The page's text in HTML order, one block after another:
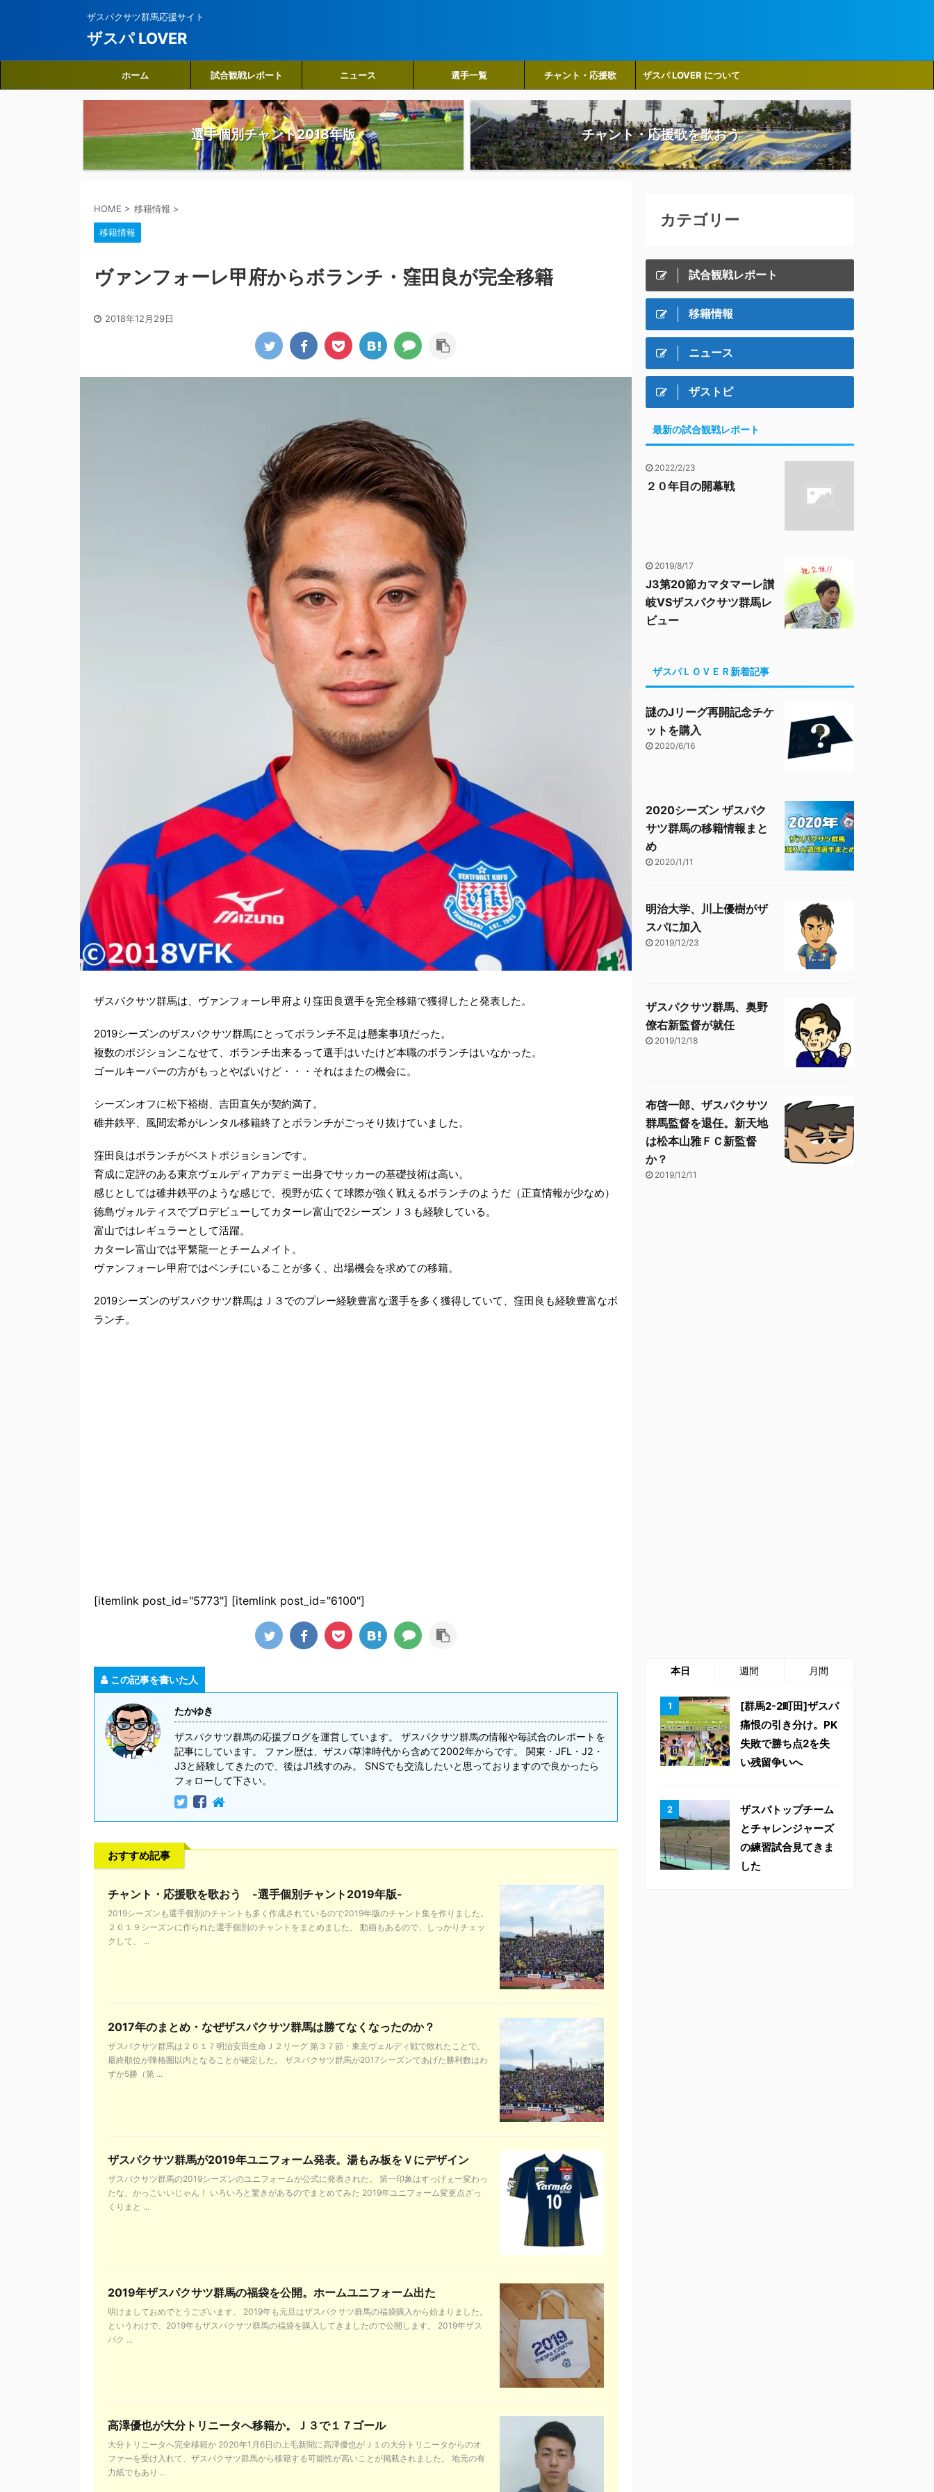
ザスパクサツ群馬応援サイト
ザスパ LOVER
ホーム 試合観戦レポート ニュース 選手一覧 チャント・応援歌 ザスパ LOVER について
選手個別チャント2018年版 チャント・応援歌を歌おう
HOME > 移籍情報 >
移籍情報
ヴァンフォーレ甲府からボランチ・窪田良が完全移籍
2018年12月29日
ザスパクサツ群馬は、ヴァンフォーレ甲府より窪田良選手を完全移籍で獲得したと発表した。
2019シーズンのザスパクサツ群馬にとってボランチ不足は懸案事項だった。
複数のポジションこなせて、ボランチ出来るって選手はいたけど本職のボランチはいなかった。
ゴールキーパーの方がもっとやばいけど・・・それはまたの機会に。
シーズンオフに松下裕樹、吉田直矢が契約満了。
碓井鉄平、風間宏希がレンタル移籍終了とボランチがごっそり抜けていました。
窪田良はボランチがベストポジョションです。
育成に定評のある東京ヴェルディアカデミー出身でサッカーの基礎技術は高い。
感じとしては碓井鉄平のような感じで、視野が広くて球際が強く戦えるボランチのようだ（正直情報が少なめ）
徳島ヴォルティスでプロデビューしてカターレ富山で2シーズンＪ３も経験している。
富山ではレギュラーとして活躍。
カターレ富山では平繁龍一とチームメイト。
ヴァンフォーレ甲府ではベンチにいることが多く、出場機会を求めての移籍。
2019シーズンのザスパクサツ群馬はＪ３でのプレー経験豊富な選手を多く獲得していて、窪田良も経験豊富なボ
ランチ。
[itemlink post_id="5773"] [itemlink post_id="6100"]
この記事を書いた人
たかゆき
ザスパクサツ群馬の応援ブログを運営しています。 ザスパクサツ群馬の情報や毎試合のレポートを
記事にしています。 ファン歴は、ザスパ草津時代から含めて2002年からです。 関東・JFL・J2・
J3と経験してきたので、後はJ1残すのみ。 SNSでも交流したいと思っておりますので良かったら
フォローして下さい。
おすすめ記事
チャント・応援歌を歌おう -選手個別チャント2019年版-
2019シーズンも選手個別のチャントも多く作成されているので2019年版のチャント集を作りました。
２０１９シーズンに作られた選手個別のチャントをまとめました。 動画もあるので、しっかりチェッ
クして、 ...
2017年のまとめ・なぜザスパクサツ群馬は勝てなくなったのか？
ザスパクサツ群馬は２０１７明治安田生命Ｊ２リーグ 第３７節・東京ヴェルディ戦で敗れたことで、
最終順位が降格圏以内となることが確定した。 ザスパクサツ群馬が2017シーズンであげた勝利数はわ
ずか5勝（第 ...
ザスパクサツ群馬が2019年ユニフォーム発表。湯もみ板をＶにデザイン
ザスパクサツ群馬の2019シーズンのユニフォームが公式に発表された。 第一印象はすっげぇー変わっ
たな、かっこいいじゃん！ いろいろと驚きがあるのでまとめてみた 2019年ユニフォーム変更点ざっ
くりまと ...
2019年ザスパクサツ群馬の福袋を公開。ホームユニフォーム出た
明けましておめでとうございます。 2019年も元旦はザスパクサツ群馬の福袋購入から始まりました。
というわけで、2019年もザスパクサツ群馬の福袋を購入してきましたので公開します。 2019年ザス
パク ...
高澤優也が大分トリニータへ移籍か。Ｊ３で１７ゴール
大分トリニータへ完全移籍か 2020年1月6日の上毛新聞に高澤優也がＪ１の大分トリニータからのオ
ファーを受け入れて、ザスパクサツ群馬から移籍する可能性が高いことが掲載されました。 地元の有
力紙でもあり ...
カテゴリー
試合観戦レポート
移籍情報
ニュース
ザストピ
最新の試合観戦レポート
2022/2/23
２０年目の開幕戦
2019/8/17
J3第20節カマタマーレ讃
岐VSザスパクサツ群馬レ
ビュー
ザスパＬＯＶＥＲ新着記事
謎のJリーグ再開記念チケ
ットを購入
2020/6/16
2020シーズン ザスパク
サツ群馬の移籍情報まと
め
2020/1/11
明治大学、川上優樹がザ
スパに加入
2019/12/23
ザスパクサツ群馬、奥野
僚右新監督が就任
2019/12/18
布啓一郎、ザスパクサツ
群馬監督を退任。新天地
は松本山雅ＦＣ新監督
か？
2019/12/11
本日 週間 月間
[群馬2-2町田]ザスパ
痛恨の引き分け。PK
失敗で勝ち点2を失
い残留争いへ
ザスパトップチーム
とチャレンジャーズ
の練習試合見てきま
した